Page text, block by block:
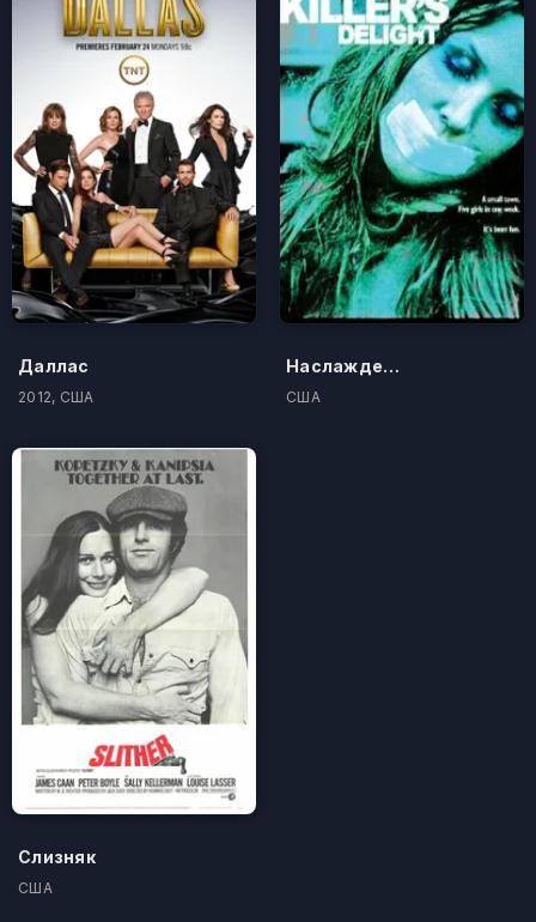
Даллас
2012, США
Наслаждение для убийцы
США
Слизняк
США